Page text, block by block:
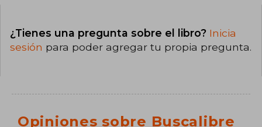
¿Tienes una pregunta sobre el libro? Inicia
sesión para poder agregar tu propia pregunta.
Opiniones sobre Buscalibre